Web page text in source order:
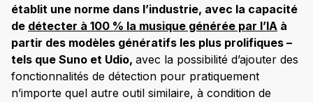
établit une norme dans l’industrie, avec la capacité
de détecter à 100 % la musique générée par l’IA à
partir des modèles génératifs les plus prolifiques –
tels que Suno et Udio, avec la possibilité d’ajouter des
fonctionnalités de détection pour pratiquement
n’importe quel autre outil similaire, à condition de